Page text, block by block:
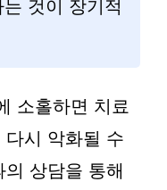
것이 장기적
소홀하면 치료
다시 악화될 수
상담을 통해